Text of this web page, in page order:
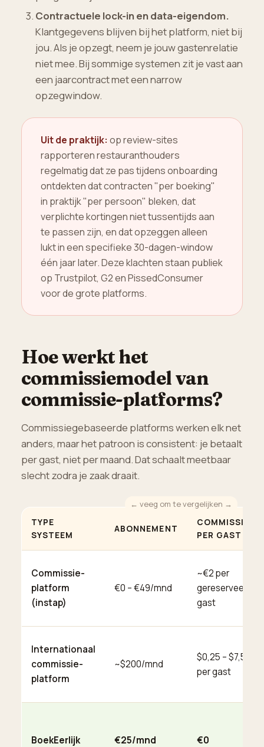
Contractuele lock-in en data-eigendom.
Klantgegevens blijven bij het platform, niet bij
jou. Als je opzegt, neem je jouw gastenrelatie
niet mee. Bij sommige systemen zit je vast aan
een jaarcontract met een narrow
opzegwindow.
Uit de praktijk: op review-sites
rapporteren restauranthouders
regelmatig dat ze pas tijdens onboarding
ontdekten dat contracten "per boeking"
in praktijk "per persoon" bleken, dat
verplichte kortingen niet tussentijds aan
te passen zijn, en dat opzeggen alleen
lukt in een specifieke 30-dagen-window
één jaar later. Deze klachten staan publiek
op Trustpilot, G2 en PissedConsumer
voor de grote platforms.
Hoe werkt het
commissiemodel van
commissie-platforms?
Commissiegebaseerde platforms werken elk net
anders, maar het patroon is consistent: je betaalt
per gast, niet per maand. Dat schaalt meetbaar
slecht zodra je zaak draait.
TYPE
SYSTEEM
ABONNEMENT
COMMISSIE
PER GAST
Commissie-
platform
(instap)
€0 – €49/mnd
~€2 per
gereserveerde
gast
Internationaal
commissie-
platform
~$200/mnd
$0,25 – $7,50
per gast
BoekEerlijk €25/mnd €0